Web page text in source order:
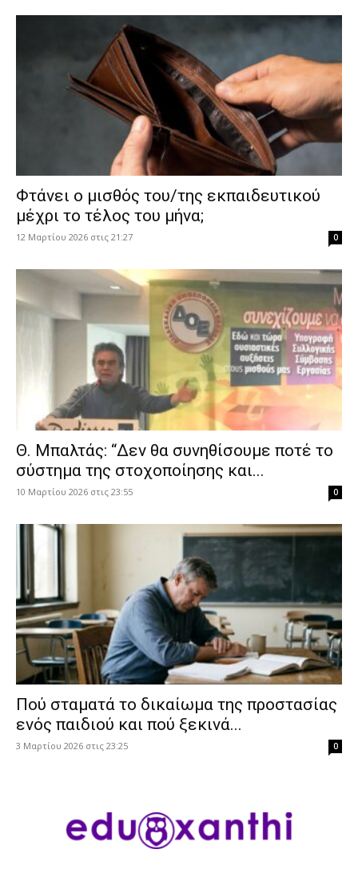
Φτάνει ο μισθός του/της εκπαιδευτικού
μέχρι το τέλος του μήνα;
12 Μαρτίου 2026 στις 21:27 0
Θ. Μπαλτάς: “Δεν θα συνηθίσουμε ποτέ το
σύστημα της στοχοποίησης και...
10 Μαρτίου 2026 στις 23:55 0
Πού σταματά το δικαίωμα της προστασίας
ενός παιδιού και πού ξεκινά...
3 Μαρτίου 2026 στις 23:25 0